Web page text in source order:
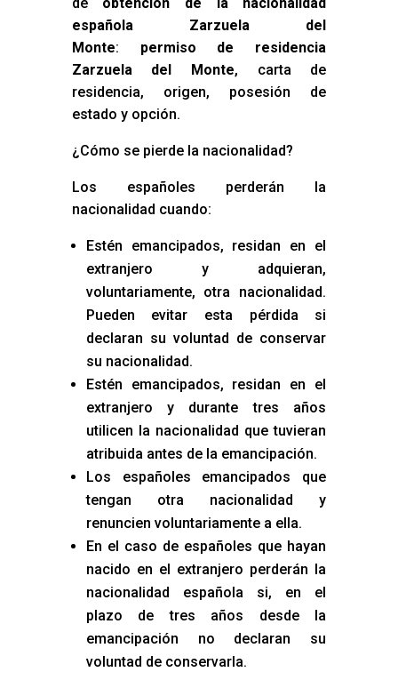
de obtención de la nacionalidad
española Zarzuela del
Monte: permiso de residencia
Zarzuela del Monte, carta de
residencia, origen, posesión de
estado y opción.
¿Cómo se pierde la nacionalidad?
Los españoles perderán la
nacionalidad cuando:
Estén emancipados, residan en el
extranjero y adquieran,
voluntariamente, otra nacionalidad.
Pueden evitar esta pérdida si
declaran su voluntad de conservar
su nacionalidad.
Estén emancipados, residan en el
extranjero y durante tres años
utilicen la nacionalidad que tuvieran
atribuida antes de la emancipación.
Los españoles emancipados que
tengan otra nacionalidad y
renuncien voluntariamente a ella.
En el caso de españoles que hayan
nacido en el extranjero perderán la
nacionalidad española si, en el
plazo de tres años desde la
emancipación no declaran su
voluntad de conservarla.